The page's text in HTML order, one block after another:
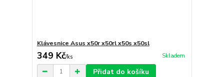
Klávesnice Asus x50r x50rl x50s x50sl
349 Kč/ks Skladem
Přidat do košíku